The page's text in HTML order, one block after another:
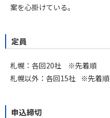
案を心掛けている。
定員
札幌：各回20社
※先着順
札幌以外：各回15社
※先着順
申込締切